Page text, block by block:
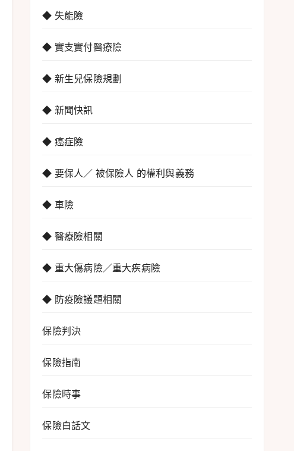
◆ 失能險
◆ 實支實付醫療險
◆ 新生兒保險規劃
◆ 新聞快訊
◆ 癌症險
◆ 要保人／ 被保險人 的權利與義務
◆ 車險
◆ 醫療險相關
◆ 重大傷病險／重大疾病險
◆ 防疫險議題相關
保險判決
保險指南
保險時事
保險白話文